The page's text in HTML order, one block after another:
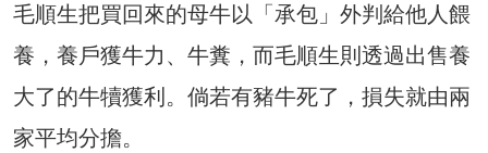
毛順生把買回來的母牛以「承包」外判給他人餵
養，養戶獲牛力、牛糞，而毛順生則透過出售養
大了的牛犢獲利。倘若有豬牛死了，損失就由兩
家平均分擔。